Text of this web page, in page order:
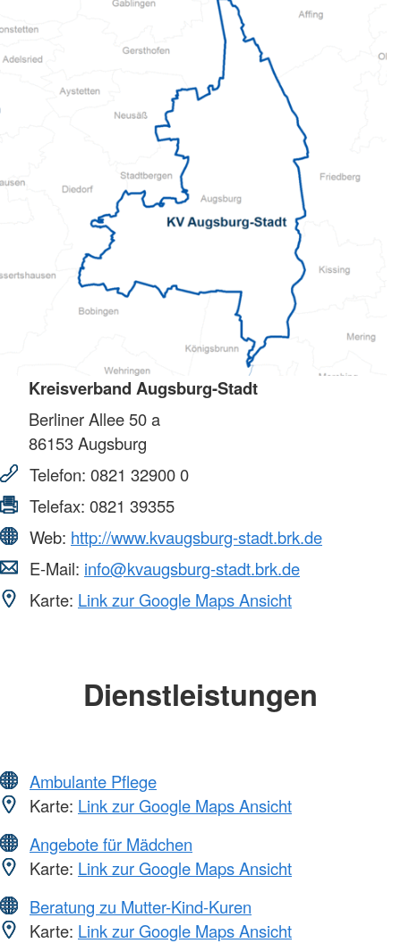
Kreisverband Augsburg-Stadt
Berliner Allee 50 a
86153Augsburg
Telefon: 0821 32900 0
Telefax: 0821 39355
Web: http://www.kvaugsburg-stadt.brk.de
E-Mail: info@kvaugsburg-stadt.brk.de
Karte: Link zur Google Maps Ansicht
Dienstleistungen
Ambulante Pflege
Karte: Link zur Google Maps Ansicht
Angebote für Mädchen
Karte: Link zur Google Maps Ansicht
Beratung zu Mutter-Kind-Kuren
Karte: Link zur Google Maps Ansicht